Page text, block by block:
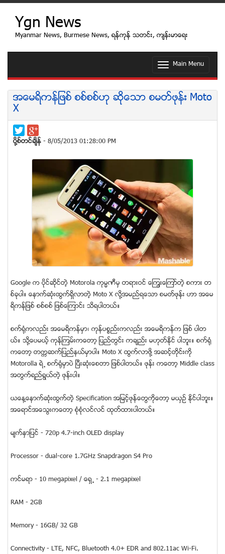
Ygn News
Myanmar News, Burmese News, ရန္ကုန္ သတင္း, က်န္းမာေရး
T
g
l
n
i
o
n
Main Menu
အေမရိကန္ျဖစ္ စစ္စစ္ဟု ဆုိေသာ စမတ္ဖုန္း Moto
X
ပုိ႔စ္တင္ခ်ိန္ - 8/05/2013 01:28:00 PM
Google က ပိုင္ဆိုင္တဲ့ Motorola ကုမၼဏီမွ တရားဝင္ ေၾကြးေၾကာ္တဲ့ စကား တ
စ္ခုပါ။ ေနာက္ဆံုးထြက္ရွိလာတဲ့ Moto X လုိ႔အမည္ရေသာ စမတ္ဖုန္း ဟာ အေမ
ရိကန္ျဖစ္ စစ္စစ္ ျဖစ္ေၾကာင္း သိရပါတယ္။
စက္ရံုကလည္း အေမရိကန္မွာ၊ ကုန္ပစၥည္းကလည္း အေမရိကန္က ျဖစ္ ပါတ
ယ္။ သု႔ိေပမယ့္ ကုန္ၾကမ္းကေတာ့ ျပည္တြင္း ကခ်ည္း မဟုတ္ႏိုင္ ပါဘူး။ စက္ရံု
ကေတာ့ တကၠဆက္ျပည္နယ္မွာပါ။ Moto X ထြက္လာဖို႔ အဆင့္တိုင္းကို
Motorolla ရဲ ႔ စက္ရံုမွာပဲ ျပီးဆံုးေစတာ ျဖစ္ပါတယ္။ ဖုန္း ကေတာ့ Middle class
အတြက္ရည္ရြယ္တဲ့ ဖုန္းပါ။
ယေန႔ေနာက္ဆံုးထြက္တဲ့ Specification အျမင့္ဖုန္ေတြကိုေတာ့ မယွဥ္ ႏိုင္ပါဘူး။
အေရာင္အေသြးကေတာ့ စံုစံုလင္လင္ ထုတ္ထားပါတယ္။
မ်က္ႏွာျပင္ - 720p 4.7-inch OLED display
Processor - dual-core 1.7GHz Snapdragon S4 Pro
ကင္မရာ - 10 megapixel / ေရွ ႔ - 2.1 megapixel
RAM - 2GB
Memory - 16GB/ 32 GB
Connectivity - LTE, NFC, Bluetooth 4.0+ EDR and 802.11ac Wi-Fi.